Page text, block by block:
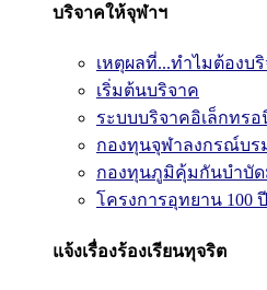
บริจาคให้จุฬาฯ
เหตุผลที่...ทำไมต้องบ
เริ่มต้นบริจาค
ระบบบริจาคอิเล็กทร
กองทุนจุฬาลงกรณ์บร
กองทุนภูมิคุ้มกันบำบัด
โครงการอุทยาน 100
แจ้งเรื่องร้องเรียนทุจริต